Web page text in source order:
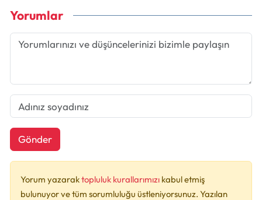
Yorumlar
Gönder
Yorum yazaraktopluluk kurallarımızı kabul etmiş
bulunuyor ve tüm sorumluluğu üstleniyorsunuz. Yazılan